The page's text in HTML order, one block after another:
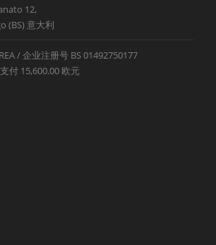
12,
(BS) 意大利
/ 企业注册号 BS 01492750177
付 15,600.00 欧元